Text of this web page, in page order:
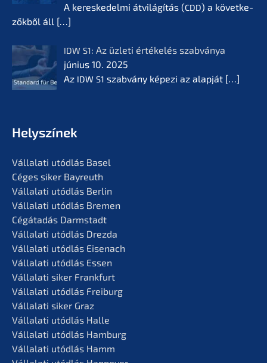
A keres­ke­del­mi átvilá­gí­tás (CDD) a követ­ke­
zők­ből áll […]
IDW S1: Az üzleti értékelés szabvá­nya
június 10. 2025
Az IDW S1 szabvá­ny képezi az alapját […]
Helyszí­nek
Vállala­ti utódlás Basel
Céges siker Bayreuth
Vállala­ti utódlás Berlin
Vállala­ti utódlás Bremen
Cégáta­dás Darmstadt
Vállala­ti utódlás Drezda
Vállala­ti utódlás Eisenach
Vállala­ti utódlás Essen
Vállala­ti siker Frankfurt
Vállala­ti utódlás Freiburg
Vállala­ti siker Graz
Vállala­ti utódlás Halle
Vállala­ti utódlás Hamburg
Vállala­ti utódlás Hamm